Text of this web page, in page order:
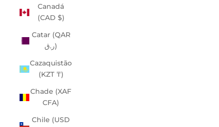
Canadá
(CAD $)
Catar (QAR
ر.ق)
Cazaquistão
(KZT ₸)
Chade (XAF
CFA)
Chile (USD